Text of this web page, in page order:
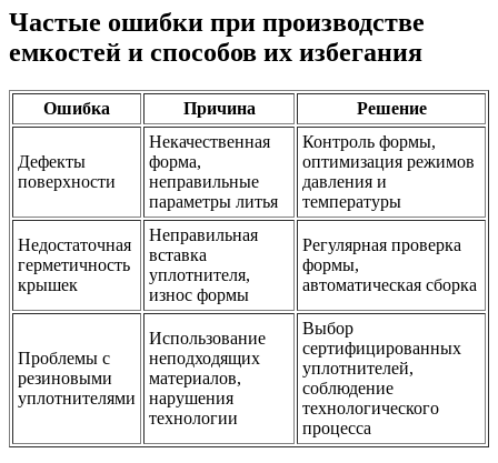
Частые ошибки при производстве
емкостей и способов их избегания
Ошибка Причина Решение
Дефекты
поверхности
Некачественная
форма,
неправильные
параметры литья
Контроль формы,
оптимизация режимов
давления и
температуры
Недостаточная
герметичность
крышек
Неправильная
вставка
уплотнителя,
износ формы
Регулярная проверка
формы,
автоматическая сборка
Проблемы с
резиновыми
уплотнителями
Использование
неподходящих
материалов,
нарушения
технологии
Выбор
сертифицированных
уплотнителей,
соблюдение
технологического
процесса